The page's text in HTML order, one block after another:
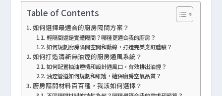
Table of Contents
如何選擇最適合的廚房隔間方案？
輕隔間還是實體隔間？哪種更適合我的廚房？
如何規劃廚房隔間空間和動線，打造完美烹飪體驗？
如何打造清新無油煙的廚房通風系統？
如何配置抽油煙機和設計通風口，有效排出油煙？
油煙管道如何規劃和維護，確保廚房空氣品質？
廚房隔間材料百百種，我該如何選擇？